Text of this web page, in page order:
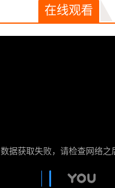
在线观看
数据获取失败，请检查网络之